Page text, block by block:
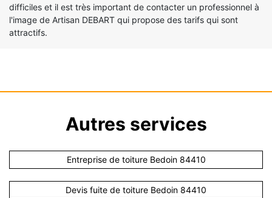
difficiles et il est très important de contacter un professionnel à
l'image de Artisan DEBART qui propose des tarifs qui sont
attractifs.
Autres services
Entreprise de toiture Bedoin 84410
Devis fuite de toiture Bedoin 84410